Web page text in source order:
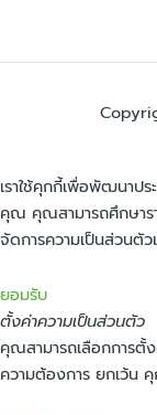
เราใช้คุกกี้เพื่อพัฒนาป
คุณ คุณสามารถศึกษาร
จัดการความเป็นส่วนตั
ยอมรับ
ตั้งค่าความเป็นส่วนตัว
คุณสามารถเลือกการตั้
ความต้องการ ยกเว้น